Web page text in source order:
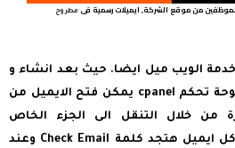
من موقع الشركة, ايميلات رسمية فى مطروح
الويب ميل ايضا. حيث بعد انشاء و
من داخل لوحة تحكم cpanel يمكن فتح الايميل من
من خلال التنقل الى الجزء الخاص
بالايميلات Email ثم بجانب كل ايميل هتجد كلمة Check Email وعند